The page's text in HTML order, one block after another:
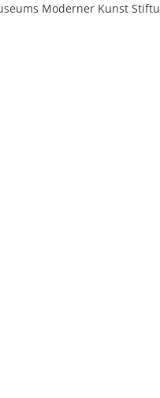
Moderner Kunst